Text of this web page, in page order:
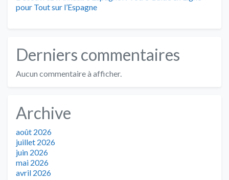
pour Tout sur l’Espagne
Derniers commentaires
Aucun commentaire à afficher.
Archive
août 2026
juillet 2026
juin 2026
mai 2026
avril 2026